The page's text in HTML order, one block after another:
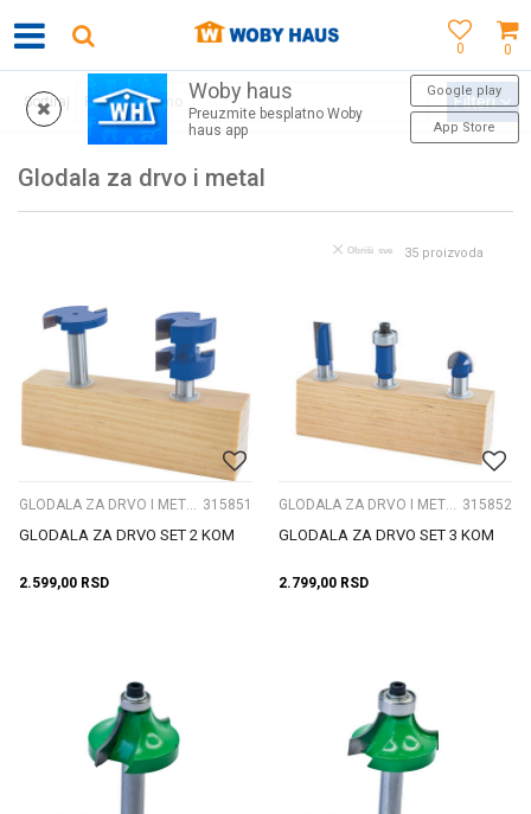
0
0
Woby haus
Preuzmite besplatno Woby
haus app
Google play
App Store
WOBY KARTICA NAGRAĐUJE SVAKU KUPOVINU!
Glodala za drvo i metal
Sortiraj Filteri
35 proizvoda
Obriši sve
315851
GLODALA ZA DRVO SET 2 KOM
2.599,00 RSD
315852
GLODALA ZA DRVO SET 3 KOM
2.799,00 RSD